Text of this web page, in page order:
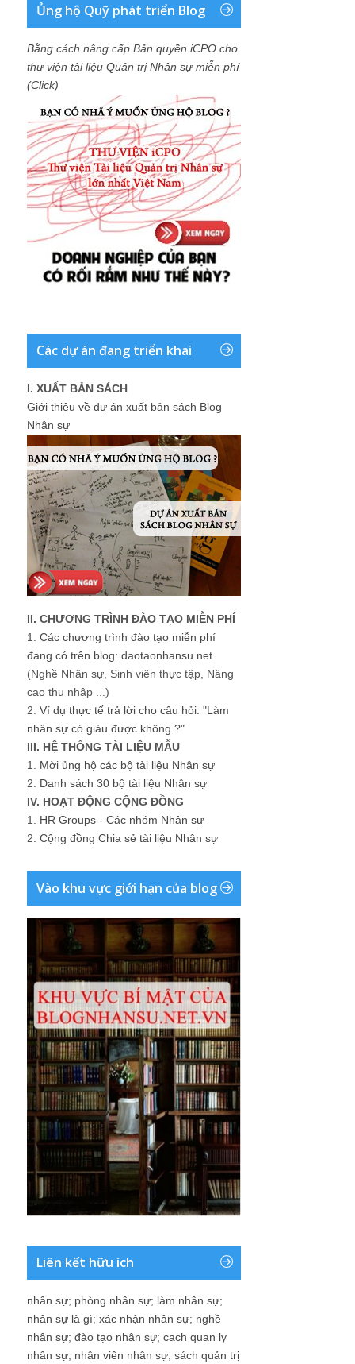
Ủng hộ Quỹ phát triển Blog
Bằng cách nâng cấp Bản quyền iCPO cho
thư viện tài liệu Quản trị Nhân sự miễn phí
(Click)
Các dự án đang triển khai
I. XUẤT BẢN SÁCH
Giới thiệu về dự án xuất bản sách Blog
Nhân sự
II. CHƯƠNG TRÌNH ĐÀO TẠO MIỄN PHÍ
1. Các chương trình đào tạo miễn phí
đang có trên blog: daotaonhansu.net
(Nghề Nhân sự, Sinh viên thực tập, Nâng
cao thu nhập ...)
2. Ví dụ thực tế trả lời cho câu hỏi: "Làm
nhân sự có giàu được không ?"
III. HỆ THỐNG TÀI LIỆU MẪU
1. Mời ủng hộ các bộ tài liệu Nhân sự
2. Danh sách 30 bộ tài liệu Nhân sự
IV. HOẠT ĐỘNG CỘNG ĐỒNG
1. HR Groups - Các nhóm Nhân sự
2. Cộng đồng Chia sẻ tài liệu Nhân sự
Vào khu vực giới hạn của blog
Liên kết hữu ích
nhân sự; phòng nhân sự; làm nhân sự;
nhân sự là gì; xác nhận nhân sự; nghề
nhân sự; đào tạo nhân sự; cach quan ly
nhân sự; nhân viên nhân sự; sách quản trị